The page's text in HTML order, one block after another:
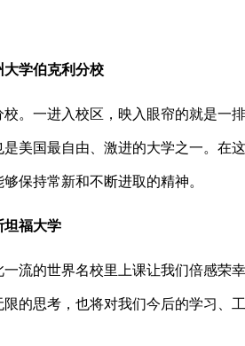
大学伯克利分校
。一进入校区，映入眼帘的就是一
美国最自由、激进的大学之一。在
保持常新和不断进取的精神。
坦福大学
流的世界名校里上课让我们倍感荣
的思考，也将对我们今后的学习、